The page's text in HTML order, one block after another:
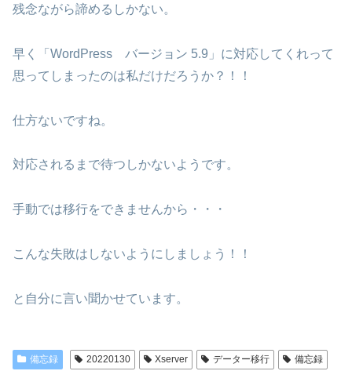
残念ながら諦めるしかない。
早く「WordPress バージョン 5.9」に対応してくれって
思ってしまったのは私だけだろうか？！！
仕方ないですね。
対応されるまで待つしかないようです。
手動では移行をできませんから・・・
こんな失敗はしないようにしましょう！！
と自分に言い聞かせています。
備忘録 20220130 Xserver データー移行 備忘録